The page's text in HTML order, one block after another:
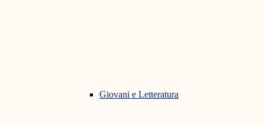
Giovani e Letteratura